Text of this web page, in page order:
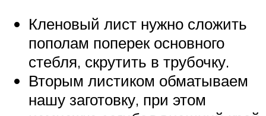
Кленовый лист нужно сложить
пополам поперек основного
стебля, скрутить в трубочку.
Вторым листиком обматываем
нашу заготовку, при этом